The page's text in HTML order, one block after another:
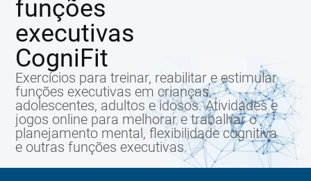
funções
executivas
CogniFit
Exercícios para treinar, reabilitar e estimular
funções executivas em crianças,
adolescentes, adultos e idosos. Atividades e
jogos online para melhorar e trabalhar o
planejamento mental, flexibilidade cognitiva
e outras funções executivas.